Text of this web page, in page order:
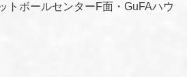
トボールセンターF面・GuFAハウ